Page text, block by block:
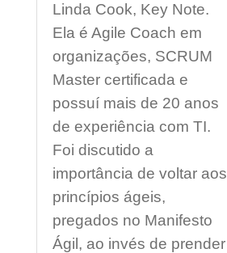
Linda Cook, Key Note.
Ela é Agile Coach em
organizações, SCRUM
Master certificada e
possuí mais de 20 anos
de experiência com TI.
Foi discutido a
importância de voltar aos
princípios ágeis,
pregados no Manifesto
Ágil, ao invés de prender